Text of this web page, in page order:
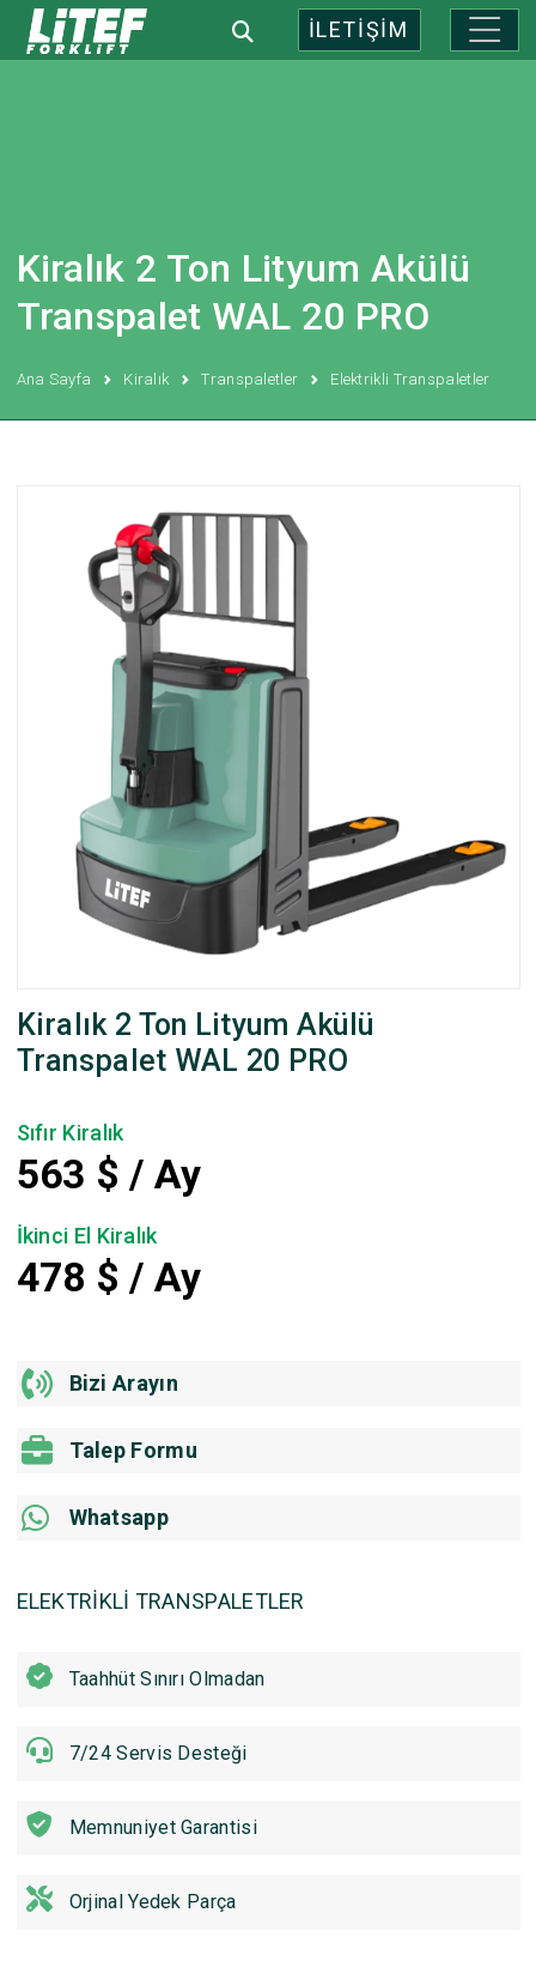
İLETİŞİM
Kiralık 2 Ton Lityum Akülü
Transpalet WAL 20 PRO
Ana Sayfa Kiralık Transpaletler Elektrikli Transpaletler
Kiralık 2 Ton Lityum Akülü
Transpalet WAL 20 PRO
Sıfır Kiralık
563 $ / Ay
İkinci El Kiralık
478 $ / Ay
Bizi Arayın
Talep Formu
Whatsapp
ELEKTRİKLİ TRANSPALETLER
Taahhüt Sınırı Olmadan
7/24 Servis Desteği
Memnuniyet Garantisi
Orjinal Yedek Parça